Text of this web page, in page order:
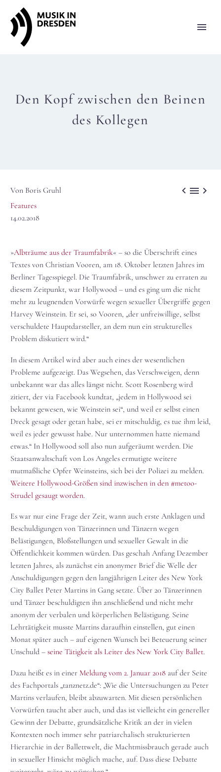
Den Kopf zwischen den Beinen
des Kollegen
  
Von Boris Gruhl
Features
14.02.2018
»Albträume aus der Traumfabrik« – so die Überschrift eines
Textes von Christian Vooren, am 18. Oktober letzten Jahres im
Berliner Tagesspiegel. Die Traumfabrik, unschwer zu erraten zu
diesem Zeitpunkt, war Hollywood – und es ging um die nicht
mehr zu leugnenden Vorwürfe wegen sexueller Übergriffe gegen
Harvey Weinstein. Er sei, so Vooren, „der unfreiwillige, selbst
verschuldete Hauptdarsteller, an dem nun ein strukturelles
Problem diskutiert wird.“
In diesem Artikel wird aber auch eines der wesentlichen
Probleme aufgezeigt. Das Wegsehen, das Verschweigen, denn
unbekannt war das alles längst nicht. Scott Rosenberg wird
zitiert, der via Facebook kundtat, „jedem in Hollywood sei
bekannt gewesen, wie Weinstein sei“, und weil er selbst einen
Dreck gesagt oder getan habe, sei er mitschuldig, es tue ihm leid,
weil es jeder gewusst habe. Nur unternommen hatte niemand
etwas.“ In Hollywood soll also nun aufgeräumt werden. Die
Staatsanwaltschaft von Los Angeles ermutigte weitere
mutmaßliche Opfer Weinsteins, sich bei der Polizei zu melden.
Weitere Hollywood-Größen sind inzwischen in den #metoo-
Strudel gesaugt worden.
Es war nur eine Frage der Zeit, wann auch erste Anklagen und
Beschuldigungen von Tänzerinnen und Tänzern wegen
Belästigungen, Bloßstellungen und sexueller Gewalt in die
Öffentlichkeit kommen würden. Das geschah Anfang Dezember
letzten Jahres, als zunächst ein anonymer Brief die Welle der
Anschuldigungen gegen den langjährigen Leiter des New York
City Ballet Peter Martins in Gang setzte. Über 20 Tänzerinnen
und Tänzer beschuldigten ihn anschließend und nicht mehr
anonym der verbalen und körperlichen Belästigung. Seine
Lehrtätigkeit musste Martins daraufhin einstellen, gut einen
Monat später auch – auf eigenen Wunsch bei Beteuerung seiner
Unschuld – seine Tätigkeit als Leiter des New York City Ballet.
Dazu heißt es in einer Meldung vom 2. Januar 2018 auf der Seite
des Fachportals „tanznetz.de“: „Wie die Untersuchungen zu Peter
Martins verlaufen, bleibt abzuwarten. Mit diesen persönlichen
Vorwürfen taucht aber auch, und das ist vielleicht ein genereller
Gewinn der Debatte, grundsätzliche Kritik an der in vielen
Kontexten noch immer sehr patriarchalisch strukturierten
Hierarchie in der Ballettwelt, die Machtmissbrauch gerade auch
in sexueller Hinsicht möglich mache, auf. Dass diese Debatte